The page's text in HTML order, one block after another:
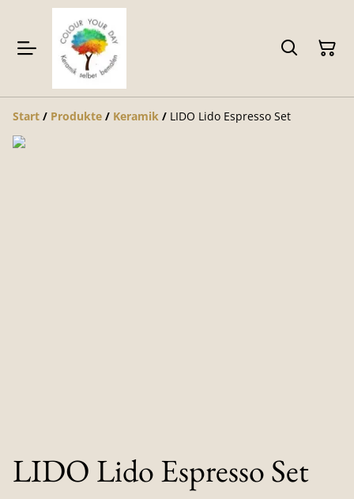
Start / Produkte / Keramik / LIDO Lido Espresso Set
LIDO Lido Espresso Set